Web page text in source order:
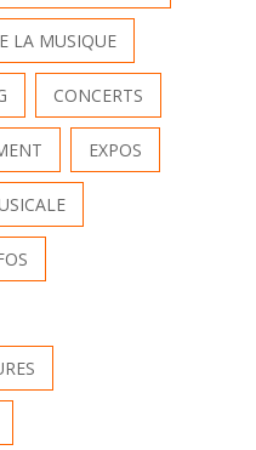
LA MUSIQUE
CONCERTS
EXPOS